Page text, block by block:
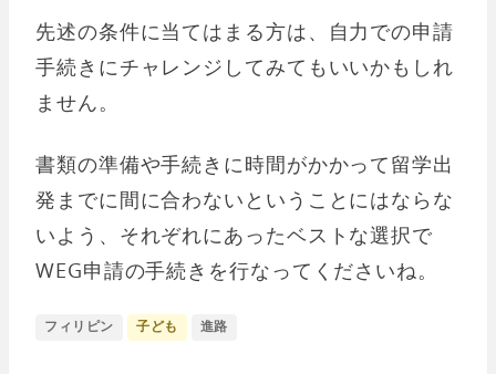
先述の条件に当てはまる方は、自力での申請
手続きにチャレンジしてみてもいいかもしれ
ません。
書類の準備や手続きに時間がかかって留学出
発までに間に合わないということにはならな
いよう、それぞれにあったベストな選択で
WEG申請の手続きを行なってくださいね。
フィリピン 子ども 進路